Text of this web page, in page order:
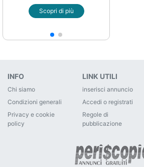
Scopri di più
INFO
Chi siamo
Condizioni generali
Privacy e cookie
policy
LINK UTILI
inserisci annuncio
Accedi o registrati
Regole di
pubblicazione